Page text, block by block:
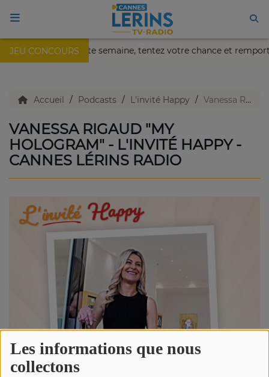
Les informations que nous
collectons
JEU CONCOURS
de Nice ! Cette semaine, tentez votre chance et
TV en direct
Replay TV
Emissions Radio
Emissions TV
Titres diffusés
Diffusions
Podcasts
Accueil Podcasts L'invité Happy Vanessa Rigaud "My Hologram" - L'invité Happy - Cannes Lérins Radio
VANESSA RIGAUD "MY
HOLOGRAM" - L'INVITÉ HAPPY -
CANNES LÉRINS RADIO